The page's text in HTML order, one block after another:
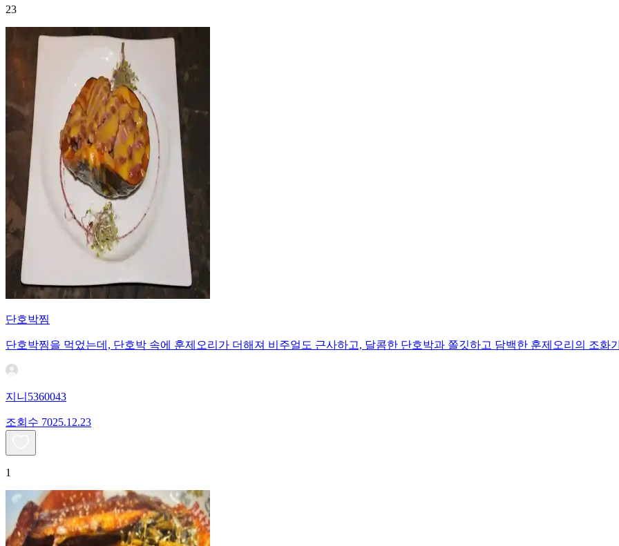
23
단호박찜
단호박찜을 먹었는데, 단호박 속에 훈제오리가 더해져 비주얼도 근사하고, 달콤한 단호박과 쫄깃하고 담백한 훈제오리의 조화
지니5360043
조회수 7025.12.23
1